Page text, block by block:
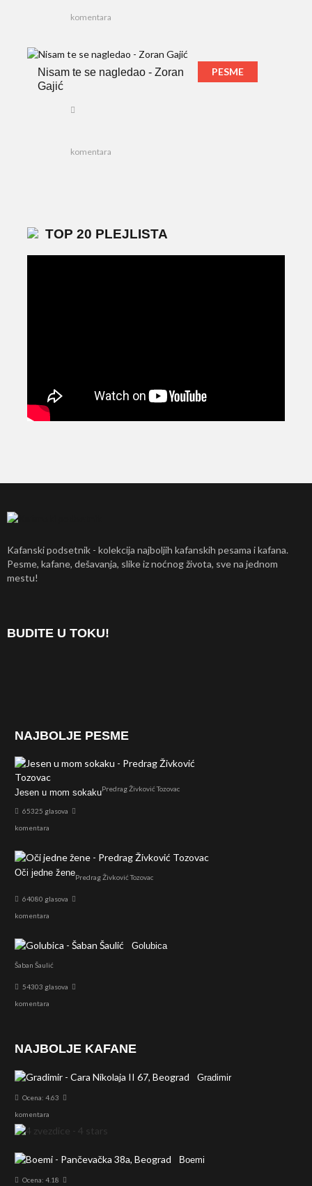
komentara
Nisam te se nagledao - Zoran
Gajić
PESME
komentara
TOP 20 PLEJLISTA
Kafanski podsetnik - kolekcija najboljih kafanskih pesama i kafana.
Pesme, kafane, dešavanja, slike iz noćnog života, sve na jednom
mestu!
BUDITE U TOKU!
NAJBOLJE PESME
Jesen u mom sokakuPredrag Živković Tozovac
65325 glasova
komentara
Oči jedne ženePredrag Živković Tozovac
64080 glasova
komentara
Golubica
Šaban Šaulić
54303 glasova
komentara
NAJBOLJE KAFANE
Gradimir
Ocena: 4.63
komentara
Boemi
Ocena: 4.18